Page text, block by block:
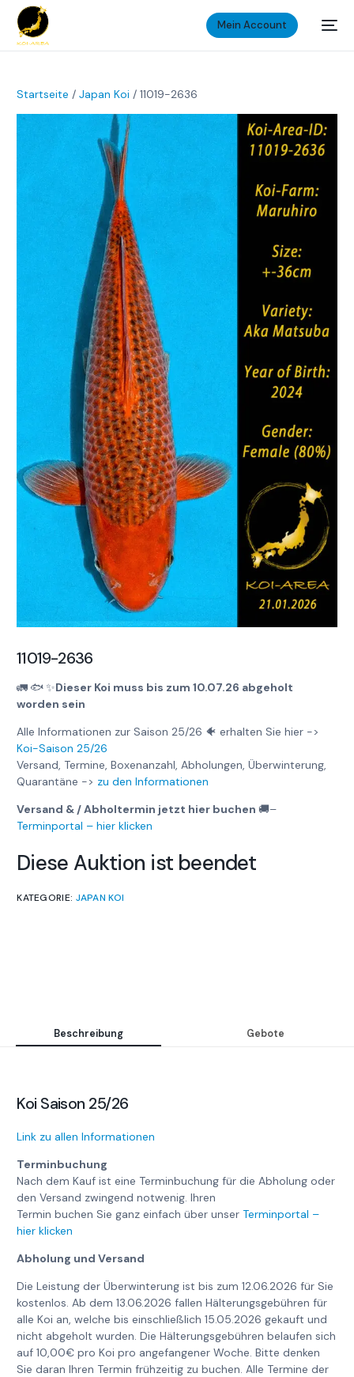
Mein Account
Startseite /Japan Koi / 11019-2636
11019-2636
🚛🐟✨Dieser Koi muss bis zum 10.07.26 abgeholt
worden sein
Alle Informationen zur Saison 25/26 🐠 erhalten Sie hier ->
Koi-Saison 25/26
Versand, Termine, Boxenanzahl, Abholungen, Überwinterung,
Quarantäne -> zu den Informationen
Versand & / Abholtermin jetzt hier buchen 🚚–
Terminportal – hier klicken
Diese Auktion ist beendet
KATEGORIE: JAPAN KOI
Beschreibung Gebote
Koi Saison 25/26
Link zu allen Informationen
Terminbuchung
Nach dem Kauf ist eine Terminbuchung für die Abholung oder
den Versand zwingend notwenig. Ihren
Termin buchen Sie ganz einfach über unserTerminportal –
hier klicken
Abholung und Versand
Die Leistung der Überwinterung ist bis zum 12.06.2026 für Sie
kostenlos. Ab dem 13.06.2026 fallen Hälterungsgebühren für
alle Koi an, welche bis einschließlich 15.05.2026 gekauft und
nicht abgeholt wurden. Die Hälterungsgebühren belaufen sich
auf 10,00€ pro Koi pro angefangener Woche. Bitte denken
Sie daran Ihren Termin frühzeitig zu buchen. Alle Termine der